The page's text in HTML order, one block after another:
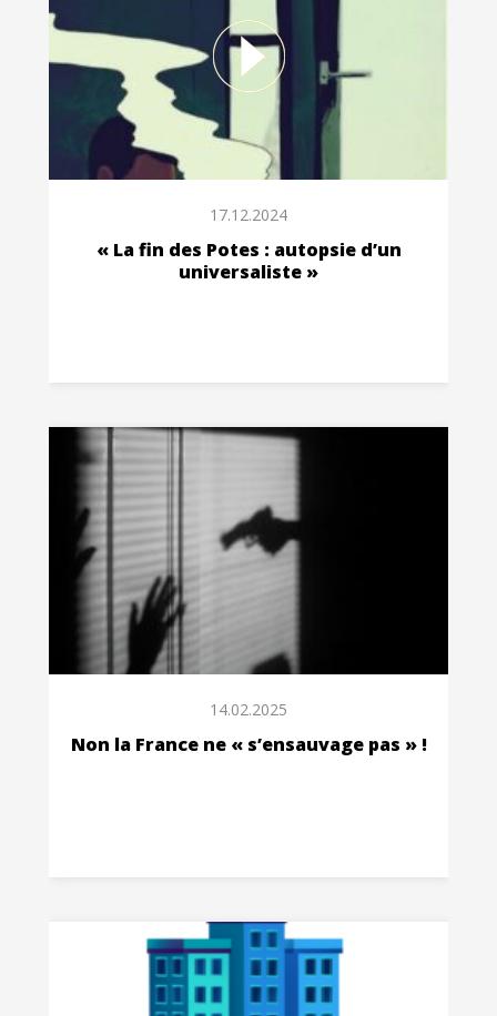
17.12.2024
« La fin des Potes : autopsie d’un
universaliste »
14.02.2025
Non la France ne « s’ensauvage pas » !